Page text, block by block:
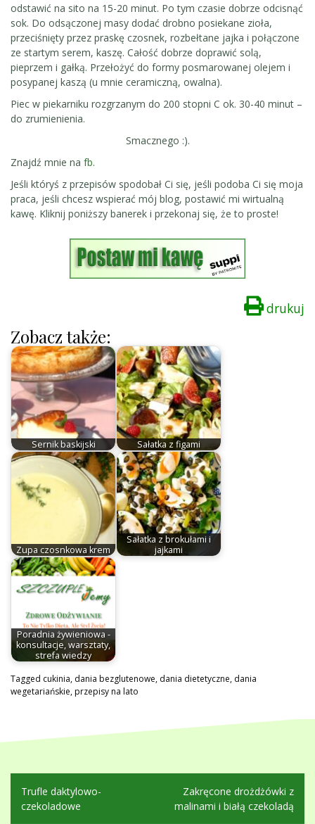
odstawić na sito na 15-20 minut. Po tym czasie dobrze odcisnąć
sok. Do odsączonej masy dodać drobno posiekane zioła,
przeciśnięty przez praskę czosnek, rozbełtane jajka i połączone
ze startym serem, kaszę. Całość dobrze doprawić solą,
pieprzem i gałką. Przełożyć do formy posmarowanej olejem i
posypanej kaszą (u mnie ceramiczną, owalna).
Piec w piekarniku rozgrzanym do 200 stopni C ok. 30-40 minut –
do zrumienienia.
Smacznego :).
Znajdź mnie na fb.
Jeśli któryś z przepisów spodobał Ci się, jeśli podoba Ci się moja
praca, jeśli chcesz wspierać mój blog, postawić mi wirtualną
kawę. Kliknij poniższy banerek i przekonaj się, że to proste!
drukuj
Zobacz także:
Sernik baskijski Sałatka z figami
Zupa czosnkowa krem
Sałatka z brokułami i
jajkami
Poradnia żywieniowa -
konsultacje, warsztaty,
strefa wiedzy
Tagged cukinia, dania bezglutenowe, dania dietetyczne, dania
wegetariańskie,przepisy na lato
Nawigacja
wpisu
Trufle daktylowo-
czekoladowe
Zakręcone drożdżówki z
malinami i białą czekoladą